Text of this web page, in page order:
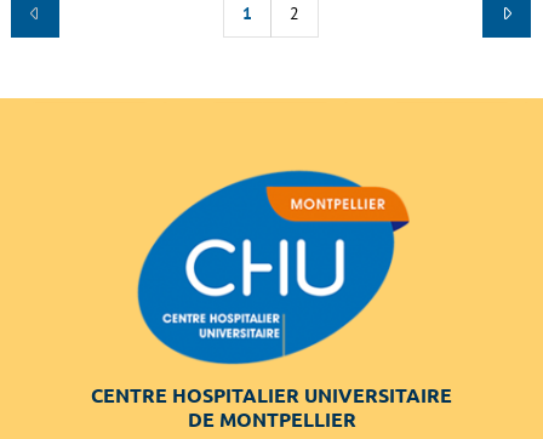
1 2
CENTRE HOSPITALIER UNIVERSITAIRE
DE MONTPELLIER